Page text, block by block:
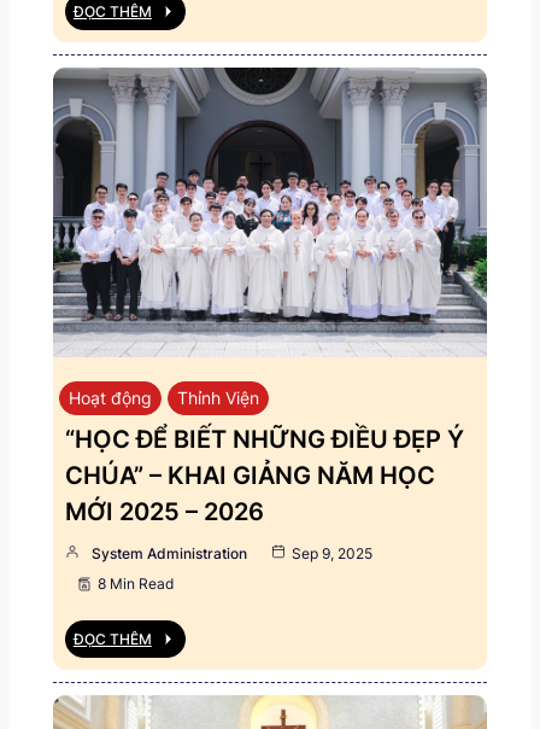
ĐỌC THÊM
Hoạt động Thỉnh Viện
“HỌC ĐỂ BIẾT NHỮNG ĐIỀU ĐẸP Ý
CHÚA” – KHAI GIẢNG NĂM HỌC
MỚI 2025 – 2026
System Administration
Sep 9, 2025
8 Min Read
ĐỌC THÊM